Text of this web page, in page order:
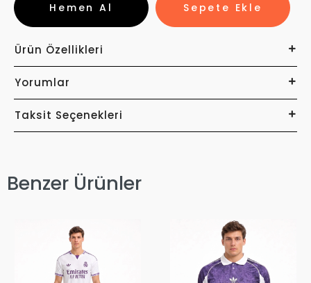
Sepete Ekle
Hemen Al
Ürün Özellikleri
Yorumlar
Taksit Seçenekleri
Benzer Ürünler